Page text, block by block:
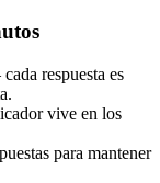
respuesta es
vive en los
para mantener